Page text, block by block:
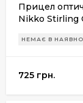
Прицел
Nikko Stirling
King
НЕМАЄ В
725 грн.